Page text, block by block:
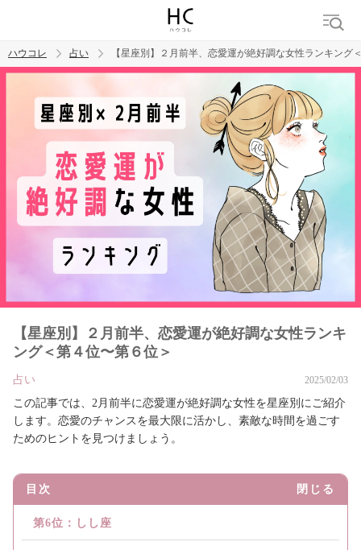
トレンド ワード
ハウコレ 占い 【星座別】２月前半、恋愛運が絶好調な女性ランキング
【星座別】２月前半、恋愛運が絶好調な女性ランキ
ング＜第４位〜第６位＞
占い 2025/02/03
この記事では、2月前半に恋愛運が絶好調な女性を星座別にご紹介
します。恋愛のチャンスを最大限に活かし、素敵な時間を過ごす
ためのヒントを見つけましょう。
目次 閉じる
第6位：しし座